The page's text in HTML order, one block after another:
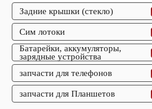
Задние крышки (стекло)
Сим лотоки
Батарейки, аккумуляторы,
зарядные устройства
запчасти для телефонов
запчасти для Планшетов